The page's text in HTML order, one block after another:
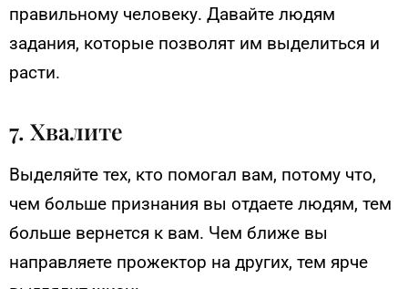
правильному человеку. Давайте людям
задания, которые позволят им выделиться и
расти.
7. Хвалите
Выделяйте тех, кто помогал вам, потому что,
чем больше признания вы отдаете людям, тем
больше вернется к вам. Чем ближе вы
направляете прожектор на других, тем ярче